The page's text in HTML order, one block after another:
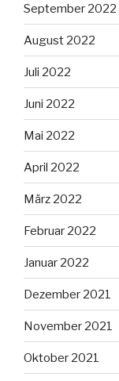
September 2022
August 2022
Juli 2022
Juni 2022
Mai 2022
April 2022
März 2022
Februar 2022
Januar 2022
Dezember 2021
November 2021
Oktober 2021